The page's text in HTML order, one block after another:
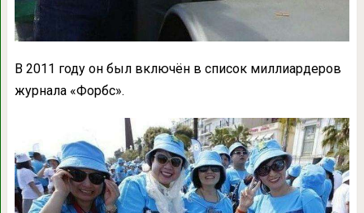
В 2011 году он был включён в список миллиардеров
журнала «Форбс».